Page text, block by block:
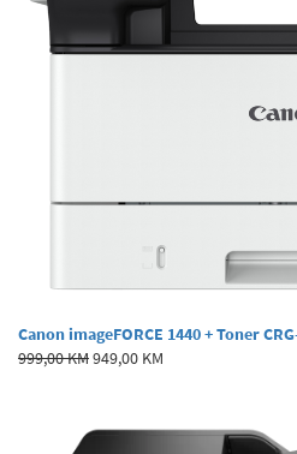
Canon imageFORCE 1440 + Toner
999,00 KM949,00 KM